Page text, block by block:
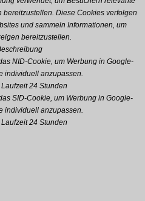
Diese Cookies verfolgen
und sammeln Informationen, um
bereitzustellen.
NID-Cookie, um Werbung in Google-
individuell anzupassen.
Laufzeit 24 Stunden
SID-Cookie, um Werbung in Google-
individuell anzupassen.
Laufzeit 24 Stunden